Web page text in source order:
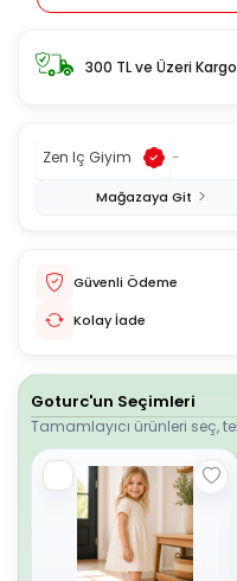
300 TL ve Üzeri
Zen Iç Giyim -
Mağazaya Git
Güvenli Ödeme
Kolay İade
Goturc'un Seçimleri
Tamamlayıcı ürünleri seç,